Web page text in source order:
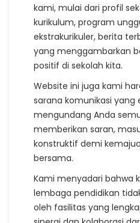
kami, mulai dari profil
kurikulum, program
ekstrakurikuler, berita
yang menggambarkan
positif di sekolah kita.
Website ini juga kami
sarana komunikasi yang
mengundang Anda
memberikan saran,
konstruktif demi
bersama.
Kami menyadari bahwa
lembaga pendidikan
oleh fasilitas yang